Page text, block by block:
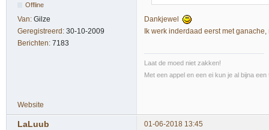
Offline
Van: Gilze
Geregistreerd: 30-10-2009
Berichten: 7183
Dankjewel
Ik werk inderdaad eerst met
Laat de moed niet zakken!
Met een appel en een ei kun je al bijna
Website
LaLuub 01-06-2018 13:45